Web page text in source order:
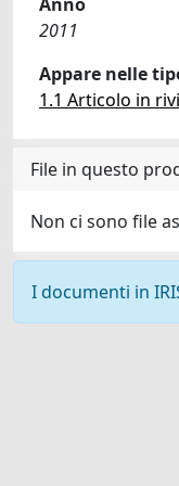
2011
Appare nelle
1.1 Articolo in
File in questo
Non ci sono file
I documenti in